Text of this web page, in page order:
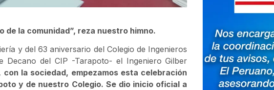
la comunidad”, reza nuestro himno.
y del 63 aniversario del Colegio de Ingenieros
Decano del CIP -Tarapoto- el Ingeniero Gilber
la sociedad, empezamos esta celebración
y de nuestro Colegio. Se dio inicio oficial a